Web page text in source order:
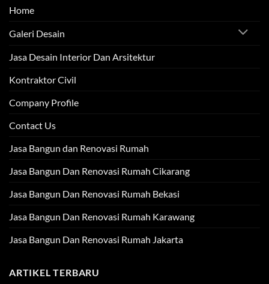
Home
Galeri Desain
Jasa Desain Interior Dan Arsitektur
Kontraktor Civil
Company Profile
Contact Us
Jasa Bangun dan Renovasi Rumah
Jasa Bangun Dan Renovasi Rumah Cikarang
Jasa Bangun Dan Renovasi Rumah Bekasi
Jasa Bangun Dan Renovasi Rumah Karawang
Jasa Bangun Dan Renovasi Rumah Jakarta
ARTIKEL TERBARU